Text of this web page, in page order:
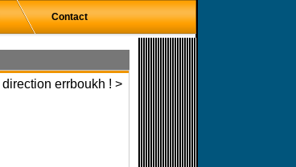
Contact
errboukh ! >